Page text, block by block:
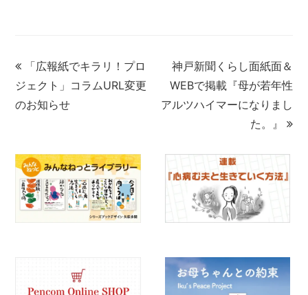
「広報紙でキラリ！プロ
ジェクト」コラムURL変更
のお知らせ
神戸新聞くらし面紙面＆
WEBで掲載『母が若年性
アルツハイマーになりまし
た。』